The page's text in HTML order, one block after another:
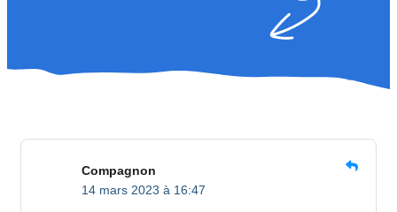
Compagnon
14 mars 2023 à 16:47